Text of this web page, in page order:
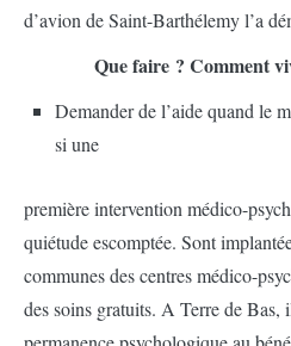
d’avion de Saint-Barthélemy l’a
Que faire ? Comment
Demander de l’aide quand le
si une
première intervention médico-
quiétude escomptée. Sont
communes des centres médico-
des soins gratuits. A Terre de Bas,